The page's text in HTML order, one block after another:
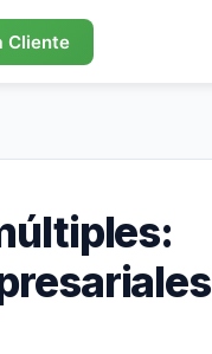
Cliente